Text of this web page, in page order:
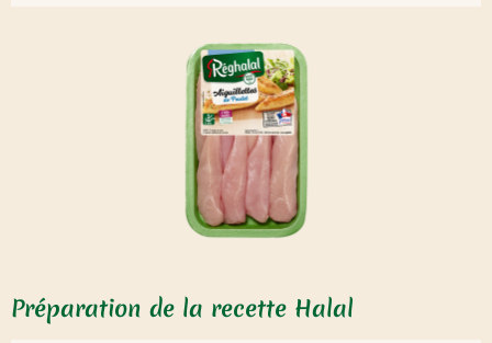
Préparation de la recette Halal